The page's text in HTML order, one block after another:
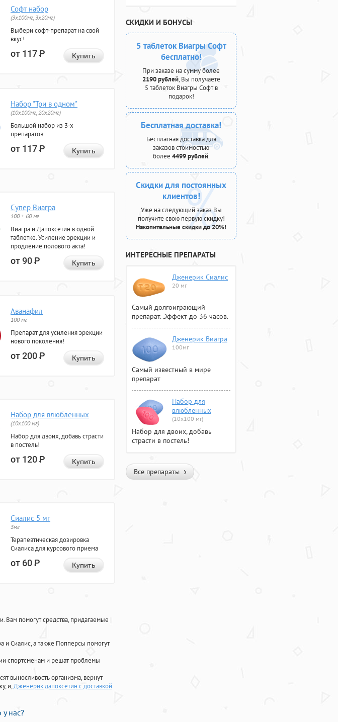
Софт набор
(3x100мг, 3x20мг)
Выбери софт-препарат на свой
вкус!
от 117Р Купить
Набор "Три в одном"
(10x100мг, 20x20мг)
Большой набор из 3-х
препаратов.
от 117Р Купить
Супер Виагра
100 + 60 мг
Виагра и Дапоксетин в одной
таблетке. Усиление эрекции и
продление полового акта!
от 90Р Купить
Аванафил
100 мг
Препарат для усиления эрекции
нового поколения!
от 200Р Купить
Набор для влюбленных
(10х100 мг)
Набор для двоих, добавь страсти
в постель!
от 120Р Купить
Сиалис 5 мг
5мг
Терапевтическая дозировка
Сиалиса для курсового приема
от 60Р Купить
Вам помогут средства, придагаемые
и Сиалис, а также Попперсы помогут
спортсменам и решат проблемы
выносливость организма, вернут
и,Дженерик дапоксетин с доставкой
нас?
СКИДКИ И БОНУСЫ
5 таблеток Виагры Софт
бесплатно!
При заказе на сумму более
2190 рублей, Вы получаете
5 таблеток Виагры Софт в
подарок!
Бесплатная доставка!
Бесплатная доставка для
заказов стоимостью
более 4499 рублей.
Скидки для постоянных
клиентов!
Уже на следующий заказ Вы
получите свою первую скидку!
Накопительные скидки до 20%!
ИНТЕРЕСНЫЕ ПРЕПАРАТЫ
Дженерик Сиалис
20 мг
Самый долгоиграющий
препарат. Эффект до 36 часов.
Дженерик Виагра
100мг
Самый известный в мире
препарат
Набор для
влюбленных
(10х100 мг)
Набор для двоих, добавь
страсти в постель!
Все препараты